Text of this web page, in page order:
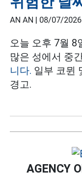
AN AN | 08/07/
오늘 오후 7월 8
많은 성에서 중
니다. 일부 코뮌
경고.
AGENCY